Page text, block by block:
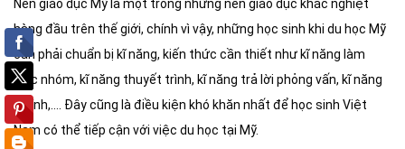
Nền giáo dục Mỹ là một trong những nền giáo dục khắc nghiệt
hàng đầu trên thế giới, chính vì vậy, những học sinh khi du học Mỹ
cần phải chuẩn bị kĩ năng, kiến thức cần thiết như kĩ năng làm
việc nhóm, kĩ năng thuyết trình, kĩ năng trả lời phỏng vấn, kĩ năng
vi tính,…. Đây cũng là điều kiện khó khăn nhất để học sinh Việt
Nam có thể tiếp cận với việc du học tại Mỹ.